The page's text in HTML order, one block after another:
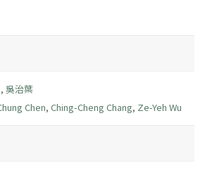
, 吳治葉
Chen, Ching-Cheng Chang, Ze-Yeh Wu